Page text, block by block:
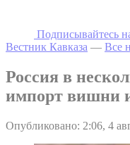
Подписывайтесь
Вестник Кавказа — Все
Россия в
импорт вишни
Опубликовано: 2:06, 4